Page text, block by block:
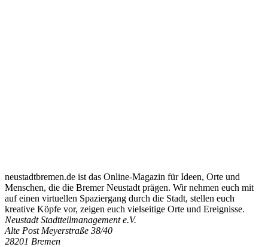
neustadtbremen.de ist das Online-Magazin für Ideen, Orte und
Menschen, die die Bremer Neustadt prägen. Wir nehmen euch mit
auf einen virtuellen Spaziergang durch die Stadt, stellen euch
kreative Köpfe vor, zeigen euch vielseitige Orte und Ereignisse.
Neustadt Stadtteilmanagement e.V.
Alte Post Meyerstraße 38/40
28201 Bremen